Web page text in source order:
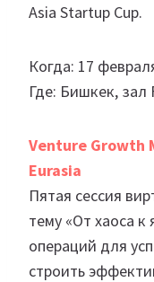
Asia Startup Cup.
Когда: 17
Где: Бишкек, зал
Venture Growth
Eurasia
Пятая сессия
тему «От хаоса
операций для
строить